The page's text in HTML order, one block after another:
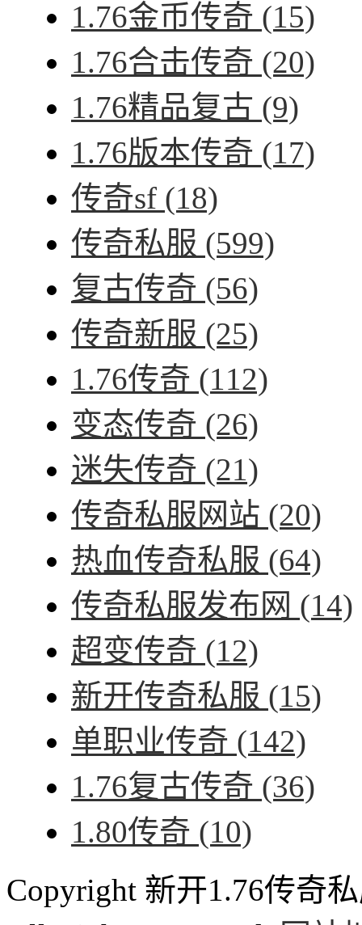
1.76金币传奇 (15)
1.76合击传奇 (20)
1.76精品复古 (9)
1.76版本传奇 (17)
传奇sf (18)
传奇私服 (599)
复古传奇 (56)
传奇新服 (25)
1.76传奇 (112)
变态传奇 (26)
迷失传奇 (21)
传奇私服网站 (20)
热血传奇私服 (64)
传奇私服发布网 (14)
超变传奇 (12)
新开传奇私服 (15)
单职业传奇 (142)
1.76复古传奇 (36)
1.80传奇 (10)
Copyright 新开1.76传奇